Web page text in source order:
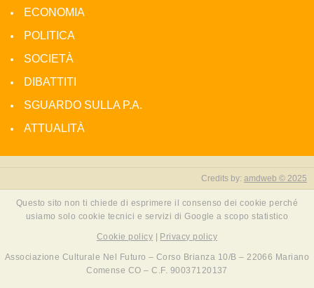
ECONOMIA
POLITICA
SOCIETÀ
DIBATTITI
SGUARDO SULLA P.A.
ATTUALITÀ
Credits by: amdweb © 2025
Questo sito non ti chiede di esprimere il consenso dei cookie perché
usiamo solo cookie tecnici e servizi di Google a scopo statistico
Cookie policy | Privacy policy
Associazione Culturale Nel Futuro – Corso Brianza 10/B – 22066 Mariano
Comense CO – C.F. 90037120137